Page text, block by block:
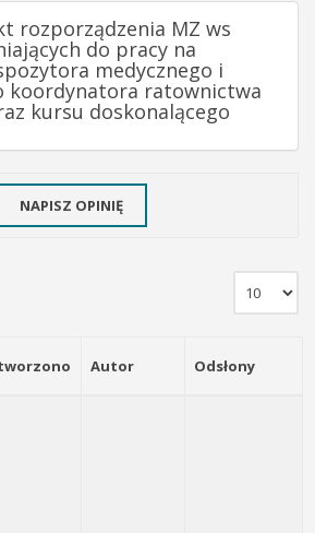
rozporządzenia MZ ws
do pracy na
medycznego i
koordynatora ratownictwa
kursu doskonalącego
NAPISZ OPINIĘ
Autor Odsłony